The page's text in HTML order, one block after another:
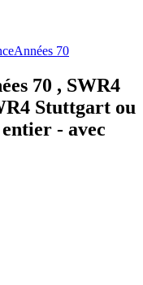
Années 70
70 , SWR4
Stuttgart ou
- avec